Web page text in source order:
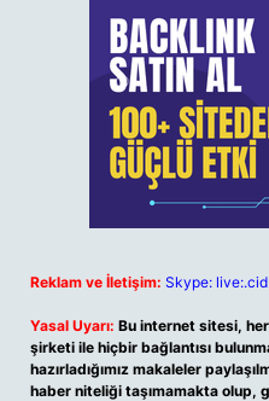
Reklam ve İletişim: Skype:
Yasal Uyarı: Bu internet sitesi,
şirketi ile hiçbir bağlantısı
hazırladığımız makaleler
haber niteliği taşımamakta olup,